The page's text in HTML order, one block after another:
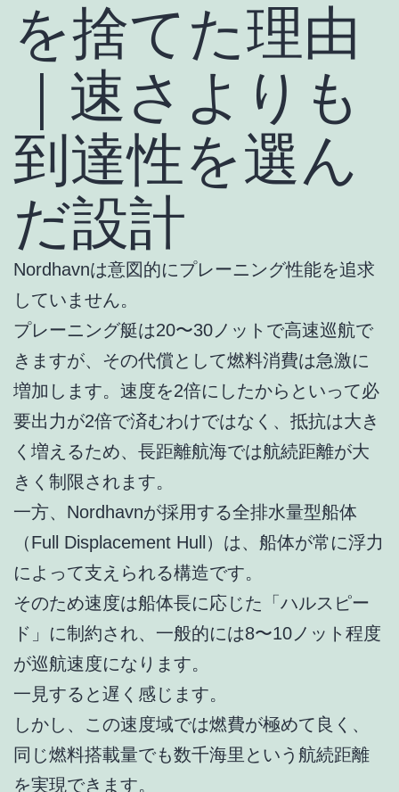
を捨てた理由
｜速さよりも
到達性を選ん
だ設計
Nordhavnは意図的にプレーニング性能を追求
していません。
プレーニング艇は20〜30ノットで高速巡航で
きますが、その代償として燃料消費は急激に
増加します。速度を2倍にしたからといって必
要出力が2倍で済むわけではなく、抵抗は大き
く増えるため、長距離航海では航続距離が大
きく制限されます。
一方、Nordhavnが採用する全排水量型船体
（Full Displacement Hull）は、船体が常に浮力
によって支えられる構造です。
そのため速度は船体長に応じた「ハルスピー
ド」に制約され、一般的には8〜10ノット程度
が巡航速度になります。
一見すると遅く感じます。
しかし、この速度域では燃費が極めて良く、
同じ燃料搭載量でも数千海里という航続距離
を実現できます。